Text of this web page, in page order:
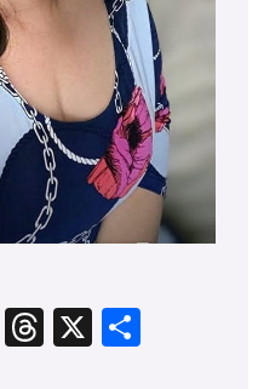
Threads
X Teilen